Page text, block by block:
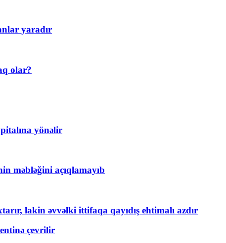
yaradır
olar?
yönəlir
məbləğini açıqlamayıb
lakin əvvəlki ittifaqa qayıdış ehtimalı azdır
çevrilir